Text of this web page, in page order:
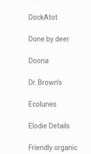
DockAtot
Done by deer
Doona
Dr. Brown’s
Ecolunes
Elodie Details
Friendly organic